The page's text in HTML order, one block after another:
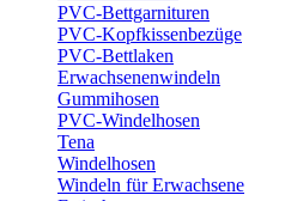
PVC-Bettgarnituren
PVC-Kopfkissenbezüge
PVC-Bettlaken
Erwachsenenwindeln
Gummihosen
PVC-Windelhosen
Tena
Windelhosen
Windeln für Erwachsene